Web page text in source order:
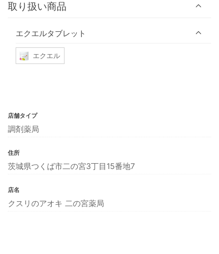
取り扱い商品
エクエルタブレット
エクエル
店舗タイプ
調剤薬局
住所
茨城県つくば市二の宮3丁目15番地7
店名
クスリのアオキ 二の宮薬局